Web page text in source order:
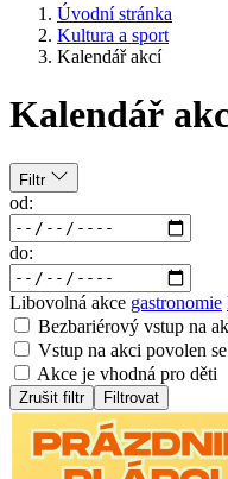
Úvodní stránka
Kultura a sport
Kalendář akcí
Kalendář
Filtr
od:
do:
Libovolná akce gastronomie
Bezbariérový vstup na
Vstup na akci povolen
Akce je vhodná pro děti
Zrušit filtr Filtrovat